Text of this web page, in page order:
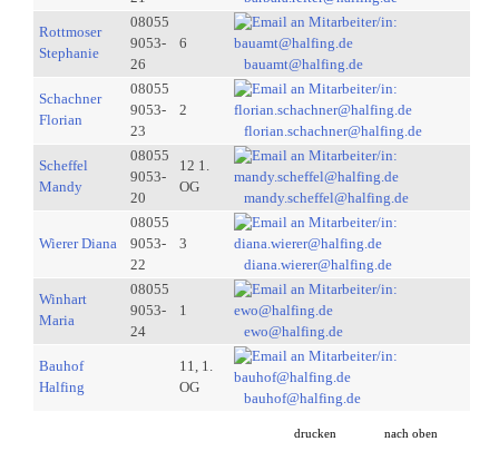
Rottmoser
Stephanie
08055
9053-
26
6
bauamt@halfing.de
Schachner
Florian
08055
9053-
23
2
florian.schachner@halfing.de
Scheffel
Mandy
08055
9053-
20
12 1.
OG
mandy.scheffel@halfing.de
Wierer Diana
08055
9053-
22
3
diana.wierer@halfing.de
Winhart
Maria
08055
9053-
24
1
ewo@halfing.de
Bauhof
Halfing
11, 1.
OG
bauhof@halfing.de
drucken nach oben